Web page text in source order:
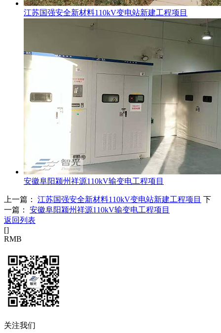
江苏国强安全新材料110kV变电站新建工程项目
安徽阜阳颍州祥源110kV输变电工程项目
上一篇： 江苏国强安全新材料110kV变电站新建工程项目 下
一篇： 安徽阜阳颍州祥源110kV输变电工程项目
返回列表
[]
RMB
关注我们